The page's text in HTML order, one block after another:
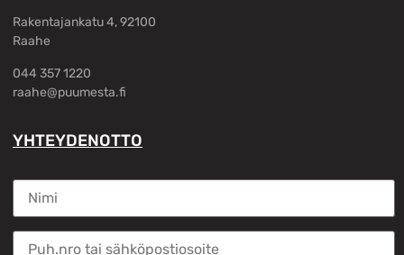
Rakentajankatu 4, 92100
Raahe
044 357 1220
raahe@puumesta.fi
YHTEYDENOTTO